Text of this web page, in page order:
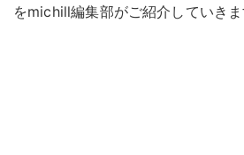
をmichill編集部がご紹介していきま